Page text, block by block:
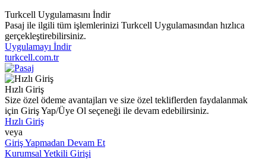
Turkcell Uygulamasını İndir
Pasaj ile ilgili tüm işlemlerinizi Turkcell Uygulamasından hızlıca
gerçekleştirebilirsiniz.
Uygulamayı İndir
turkcell.com.tr
Hızlı Giriş
Size özel ödeme avantajları ve size özel tekliflerden faydalanmak
için Giriş Yap/Üye Ol seçeneği ile devam edebilirsiniz.
Hızlı Giriş
veya
Giriş Yapmadan Devam Et
Kurumsal Yetkili Girişi